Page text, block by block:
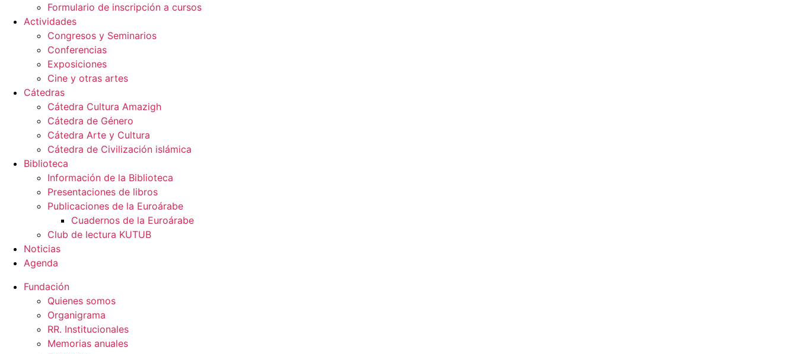
Formulario de inscripción a cursos
Actividades
Congresos y Seminarios
Conferencias
Exposiciones
Cine y otras artes
Cátedras
Cátedra Cultura Amazigh
Cátedra de Género
Cátedra Arte y Cultura
Cátedra de Civilización islámica
Biblioteca
Información de la Biblioteca
Presentaciones de libros
Publicaciones de la Euroárabe
Cuadernos de la Euroárabe
Club de lectura KUTUB
Noticias
Agenda
Fundación
Quienes somos
Organigrama
RR. Institucionales
Memorias anuales